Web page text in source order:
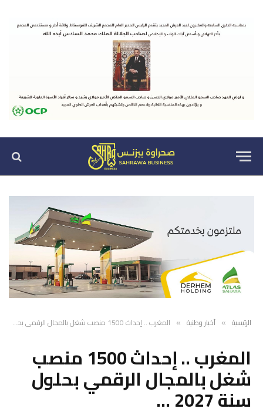
الرئيسية » أخبار وطنية » المغرب .. إحداث 1500 منصب شغل بالمجال الرقمي بحلول سنة 2027 …
المغرب .. إحداث 1500 منصب
شغل بالمجال الرقمي بحلول
سنة 2027 …